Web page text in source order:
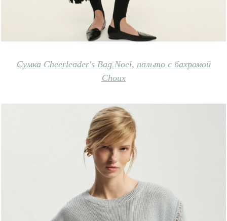
Сумка Cheerleader's Bag Noel, пальто с бахромой
Choux